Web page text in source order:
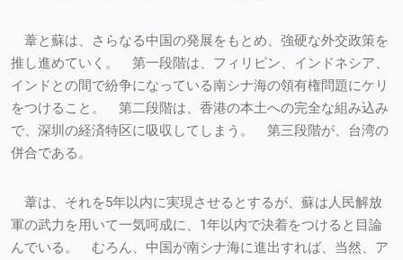
葦と蘇は、さらなる中国の発展をもとめ、強硬な外交政策を
推し進めていく。 第一段階は、フィリピン、インドネシア、
インドとの間で紛争になっている南シナ海の領有権問題にケリ
をつけること。 第二段階は、香港の本土への完全な組み込み
で、深圳の経済特区に吸収してしまう。 第三段階が、台湾の
併合である。
葦は、それを5年以内に実現させるとするが、蘇は人民解放
軍の武力を用いて一気呵成に、1年以内で決着をつけると目論
んでいる。 むろん、中国が南シナ海に進出すれば、当然、ア